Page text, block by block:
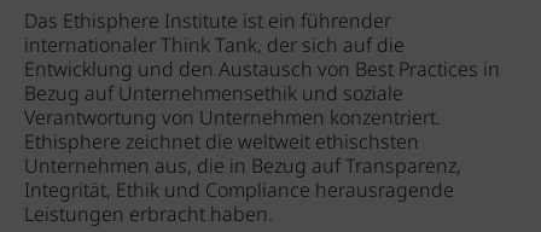
Das Ethisphere Institute ist ein führender
internationaler Think Tank, der sich auf die
Entwicklung und den Austausch von Best Practices in
Bezug auf Unternehmensethik und soziale
Verantwortung von Unternehmen konzentriert.
Ethisphere zeichnet die weltweit ethischsten
Unternehmen aus, die in Bezug auf Transparenz,
Integrität, Ethik und Compliance herausragende
Leistungen erbracht haben.